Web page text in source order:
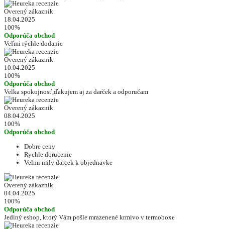
Overený zákazník
18.04.2025
100%
Odporúča obchod
Veľmi rýchle dodanie
Overený zákazník
10.04.2025
100%
Odporúča obchod
Velka spokojnosť,ďakujem aj za darček a odporučam
Overený zákazník
08.04.2025
100%
Odporúča obchod
Dobre ceny
Rychle dorucenie
Velmi mily darcek k objednavke
Overený zákazník
04.04.2025
100%
Odporúča obchod
Jediný eshop, ktorý Vám pošle mrazenené krmivo v termoboxe